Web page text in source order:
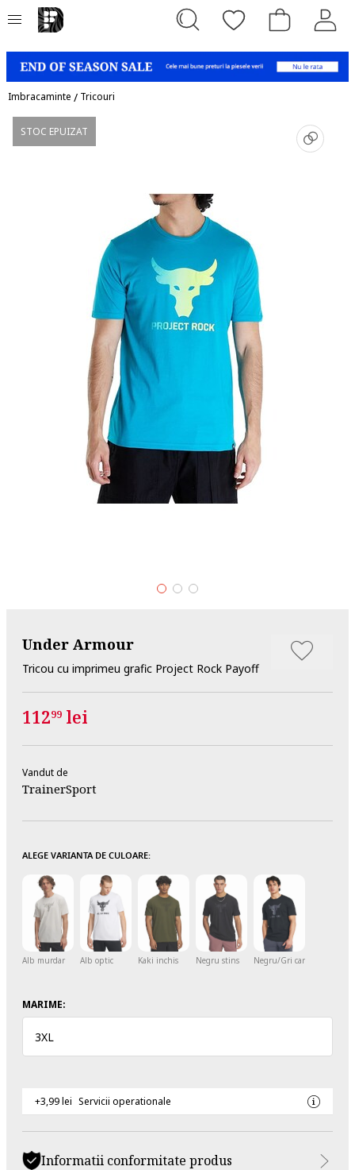
Imbracaminte / Tricouri
STOC EPUIZAT
Under Armour
Tricou cu imprimeu grafic Project Rock Payoff
11299 lei
Vandut de
TrainerSport
ALEGE VARIANTA DE CULOARE:
Alb murdar Alb optic Kaki inchis Negru stins Negru/Gri carbune
MARIME:
3XL
+3,99 lei Servicii operationale
Informatii conformitate produs